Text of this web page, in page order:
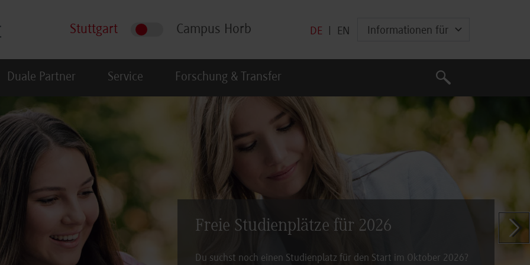
Stuttgart Campus Horb DE EN Informationen für
Duale Partner Service Forschung & Transfer
Suche
Suche
Freie Studienplätze für 2026
Du suchst noch einen Studienplatz für den Start im Oktober 2026?
Zeige